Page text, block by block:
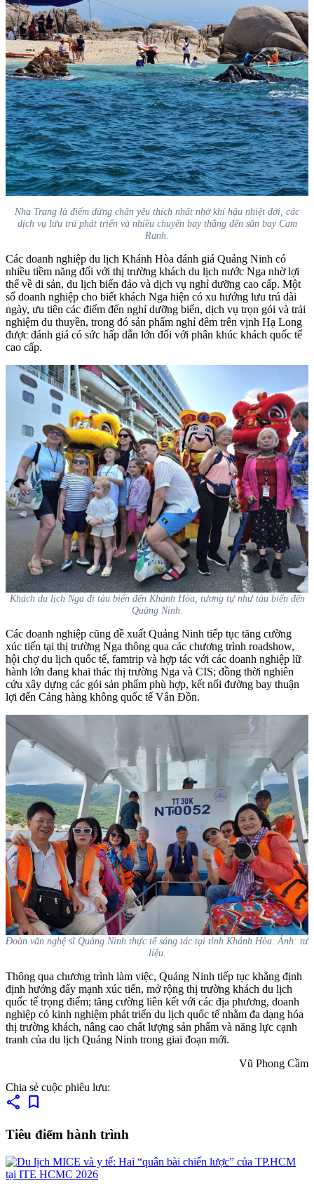
Nha Trang là điểm dừng chân yêu thích nhất nhờ khí hậu nhiệt đới, các
dịch vụ lưu trú phát triển và nhiều chuyến bay thẳng đến sân bay Cam
Ranh.
Các doanh nghiệp du lịch Khánh Hòa đánh giá Quảng Ninh có
nhiều tiềm năng đối với thị trường khách du lịch nước Nga nhờ lợi
thế về di sản, du lịch biển đảo và dịch vụ nghỉ dưỡng cao cấp. Một
số doanh nghiệp cho biết khách Nga hiện có xu hướng lưu trú dài
ngày, ưu tiên các điểm đến nghỉ dưỡng biển, dịch vụ trọn gói và trải
nghiệm du thuyền, trong đó sản phẩm nghỉ đêm trên vịnh Hạ Long
được đánh giá có sức hấp dẫn lớn đối với phân khúc khách quốc tế
cao cấp.
Khách du lịch Nga đi tàu biển đến Khánh Hòa, tương tự như tàu biển đến
Quảng Ninh.
Các doanh nghiệp cũng đề xuất Quảng Ninh tiếp tục tăng cường
xúc tiến tại thị trường Nga thông qua các chương trình roadshow,
hội chợ du lịch quốc tế, famtrip và hợp tác với các doanh nghiệp lữ
hành lớn đang khai thác thị trường Nga và CIS; đồng thời nghiên
cứu xây dựng các gói sản phẩm phù hợp, kết nối đường bay thuận
lợi đến Cảng hàng không quốc tế Vân Đồn.
Đoàn văn nghệ sĩ Quảng Ninh thực tế sáng tác tại tỉnh Khánh Hòa. Ảnh: tư
liệu.
Thông qua chương trình làm việc, Quảng Ninh tiếp tục khẳng định
định hướng đẩy mạnh xúc tiến, mở rộng thị trường khách du lịch
quốc tế trọng điểm; tăng cường liên kết với các địa phương, doanh
nghiệp có kinh nghiệm phát triển du lịch quốc tế nhằm đa dạng hóa
thị trường khách, nâng cao chất lượng sản phẩm và năng lực cạnh
tranh của du lịch Quảng Ninh trong giai đoạn mới.
Vũ Phong Cầm
Chia sẻ cuộc phiêu lưu:
share bookmark
Tiêu điểm hành trình